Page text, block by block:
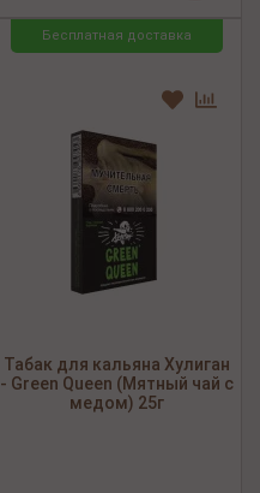
Бесплатная доставка
Табак для кальяна Хулиган
- Green Queen (Мятный чай с
медом) 25г